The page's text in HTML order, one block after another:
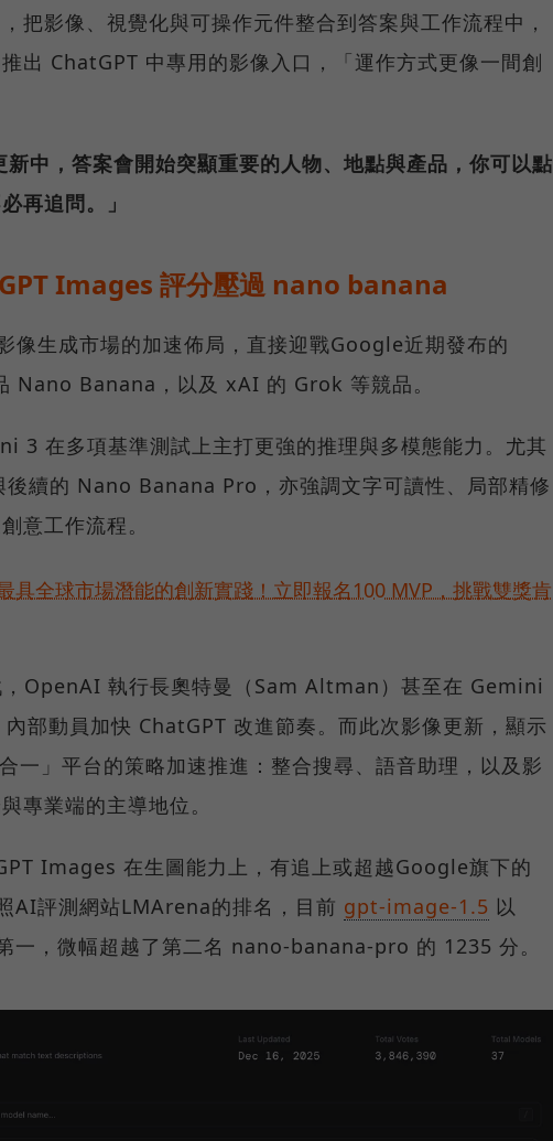
把影像、視覺化與可操作元件整合到答案與工作流程中，
出 ChatGPT 中專用的影像入口，「運作方式更像一間創
新中，答案會開始突顯重要的人物、地點與產品，你可以點
再追問。」
Images 評分壓過 nano banana
像生成市場的加速佈局，直接迎戰Google近期發布的
Nano Banana，以及 xAI 的 Grok 等競品。
3 在多項基準測試上主打更強的推理與多模態能力。尤其
續的 Nano Banana Pro，亦強調文字可讀性、局部精修
意工作流程。
具全球市場潛能的創新實踐！立即報名100 MVP，挑戰雙獎肯
OpenAI 執行長奧特曼（Sam Altman）甚至在 Gemini
部動員加快 ChatGPT 改進節奏。而此次影像更新，顯示
一」平台的策略加速推進：整合搜尋、語音助理，以及影
專業端的主導地位。
Images 在生圖能力上，有追上或超越Google旗下的
AI評測網站LMArena的排名，目前 gpt-image-1.5 以
一，微幅超越了第二名 nano-banana-pro 的 1235 分。